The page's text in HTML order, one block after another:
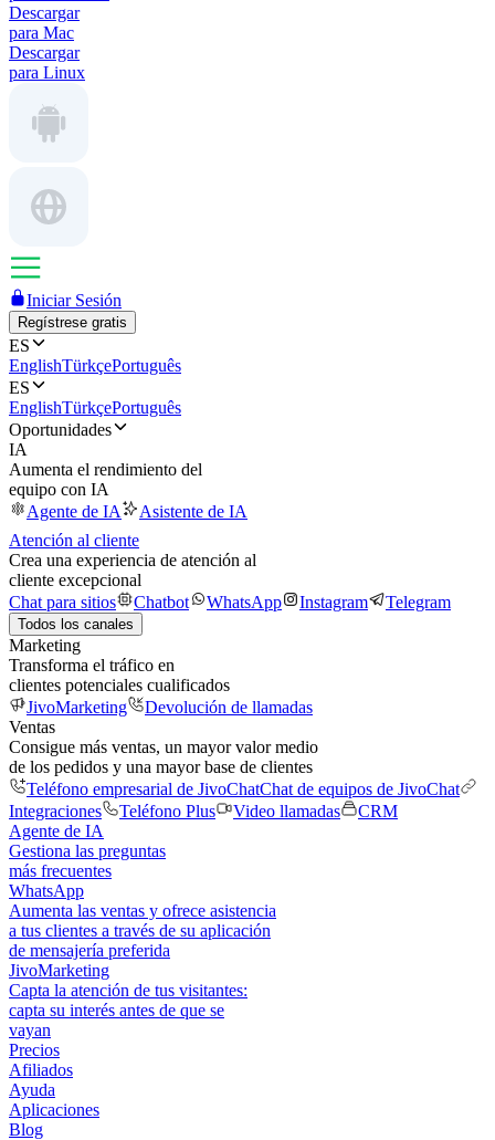
Descargar
para Mac
Descargar
para Linux
Iniciar Sesión
Regístrese gratis
ES
EnglishTürkçePortuguês
ES
EnglishTürkçePortuguês
Oportunidades
IA
Aumenta el rendimiento del
equipo con IA
Agente de IA
Asistente de IA
Atención al cliente
Crea una experiencia de atención al
cliente excepcional
Chat para sitios
Chatbot WhatsApp Instagram Telegram
Todos los canales
Marketing
Transforma el tráfico en
clientes potenciales cualificados
JivoMarketing
Devolución de llamadas
Ventas
Consigue más ventas, un mayor valor medio
de los pedidos y una mayor base de clientes
Teléfono empresarial de JivoChatChat de equipos de JivoChat
Integraciones
Teléfono Plus Video llamadas
CRM
Agente de IA
Gestiona las preguntas
más frecuentes
WhatsApp
Aumenta las ventas y ofrece asistencia
a tus clientes a través de su aplicación
de mensajería preferida
JivoMarketing
Capta la atención de tus visitantes:
capta su interés antes de que se
vayan
Precios
Afiliados
Ayuda
Aplicaciones
Blog